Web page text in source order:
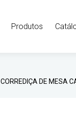
Produtos
CORREDIÇA DE MESA